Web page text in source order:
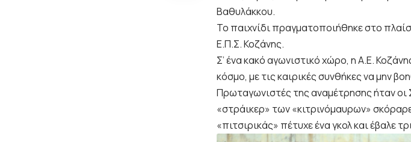
Βαθυλάκκου.
Το παιχνίδι πραγματοποιήθηκε στο
Ε.Π.Σ. Κοζάνης.
Σ’ ένα κακό αγωνιστικό χώρο, η Α.Ε.
κόσμο, με τις καιρικές συνθήκες να μην
Πρωταγωνιστές της αναμέτρησης ήταν
«στράικερ» των «κιτρινόμαυρων»
«πιτσιρικάς» πέτυχε ένα γκολ και έβαλε